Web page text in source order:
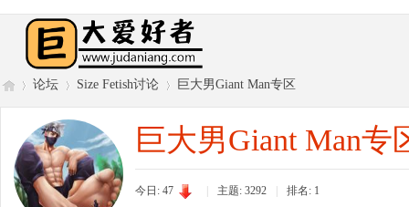
»
论坛
›
Size Fetish讨论 巨大男Giant Man专区
巨大男Giant Man专
今日: 47 主题: 3292 排名: 1